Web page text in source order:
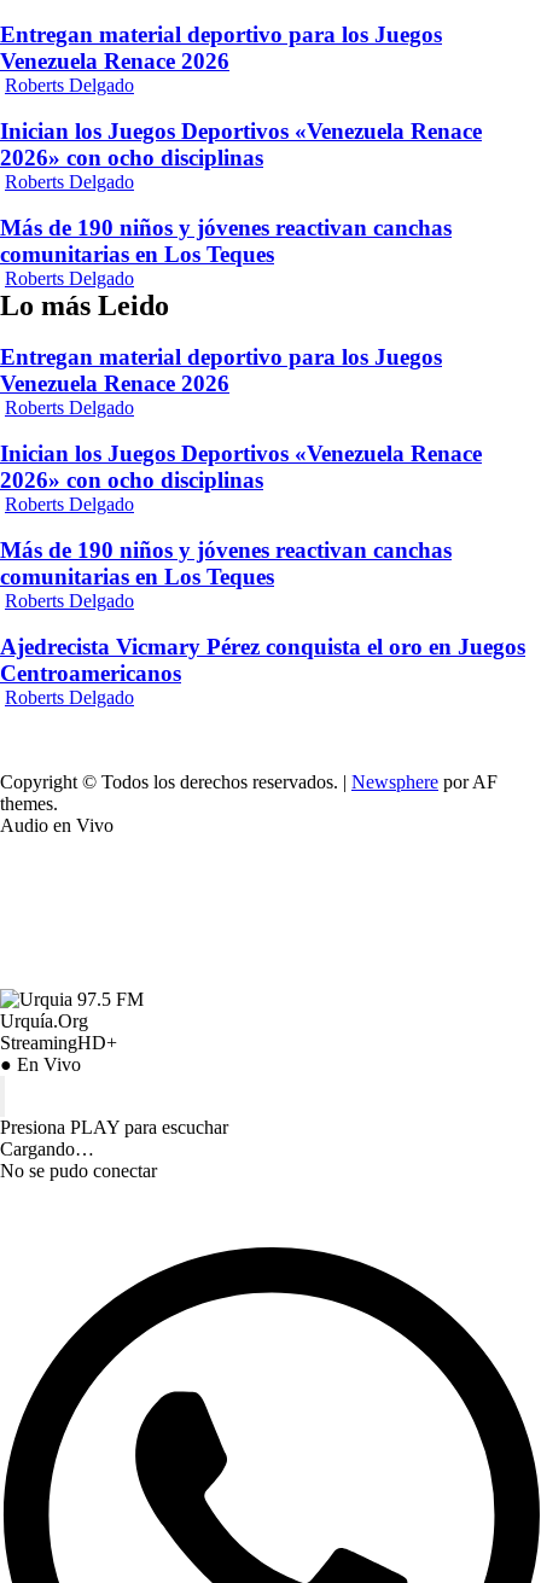
Entregan material deportivo para los Juegos
Venezuela Renace 2026
Roberts Delgado
Inician los Juegos Deportivos «Venezuela Renace
2026» con ocho disciplinas
Roberts Delgado
Más de 190 niños y jóvenes reactivan canchas
comunitarias en Los Teques
Roberts Delgado
Lo más Leido
Entregan material deportivo para los Juegos
Venezuela Renace 2026
Roberts Delgado
Inician los Juegos Deportivos «Venezuela Renace
2026» con ocho disciplinas
Roberts Delgado
Más de 190 niños y jóvenes reactivan canchas
comunitarias en Los Teques
Roberts Delgado
Ajedrecista Vicmary Pérez conquista el oro en Juegos
Centroamericanos
Roberts Delgado
Copyright © Todos los derechos reservados. | Newsphere por AF
themes.
Audio en Vivo
Urquía.Org
StreamingHD+
● En Vivo
Presiona PLAY para escuchar
Cargando…
No se pudo conectar